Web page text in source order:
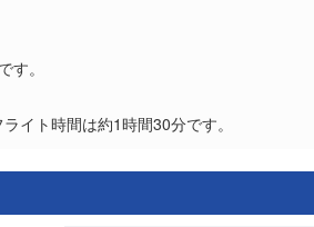
。
イト時間は約1時間30分です。